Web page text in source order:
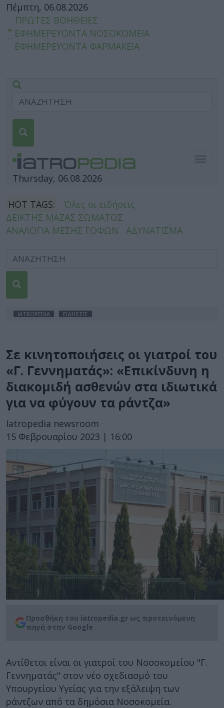
Πέμπτη, 06.08.2026
ΠΡΩΤΕΣ ΒΟΗΘΕΙΕΣ
ΕΦΗΜΕΡΕΥΟΝΤΑ ΝΟΣΟΚΟΜΕΙΑ
ΕΦΗΜΕΡΕΥΟΝΤΑ ΦΑΡΜΑΚΕΙΑ
Thursday, 06.08.2026
HOT TAGS:
Όλες οι ειδήσεις
ΔΕΙΚΤΗΣ ΜΑΖΑΣ ΣΩΜΑΤΟΣ
ΑΝΑΛΟΓΙΑ ΜΕΣΗΣ ΓΟΦΩΝ
ΑΔΥΝΑΤΙΣΜΑ
IATROPEDIA ΕΙΔΗΣΕΙΣ
Σε κινητοποιήσεις οι γιατροί του
«Γ. Γεννηματάς»: «Επικίνδυνη η
διακομιδή ασθενών στα ιδιωτικά
για να φύγουν τα ράντζα»
Iatropedia newsroom
15 Φεβρουαρίου 2023 | 16:00
Προσθήκη του iatropedia.gr ως προτεινόμενη
πηγή στην Google
Αντίθετοι είναι οι γιατροί του Νοσοκομείου "Γ.
Γεννηματάς" στον νέο σχεδιασμό του
Υπουργείου Υγείας για την εξάλειψη των
ράντζων από τα δημόσια Νοσοκομεία.